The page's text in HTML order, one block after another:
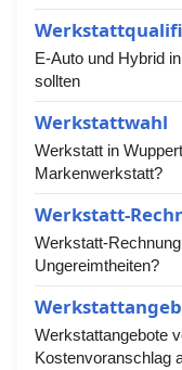
E-Auto und Hybrid
sollten
Werkstattwahl
Werkstatt in
Markenwerkstatt?
Werkstatt-
Werkstatt-
Ungereimtheiten?
Werkstattangebote
Kostenvoranschlag